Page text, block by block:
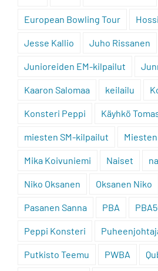
European Bowling Tour
Jesse Kallio Juho Rissanen
Junioreiden EM-kilpailut
Kaaron Salomaa keilailu
Konsteri Peppi Käyhkö
miesten SM-kilpailut
Mika Koivuniemi Naiset
Niko Oksanen Oksanen Niko
Pasanen Sanna PBA
Peppi Konsteri
Putkisto Teemu PWBA